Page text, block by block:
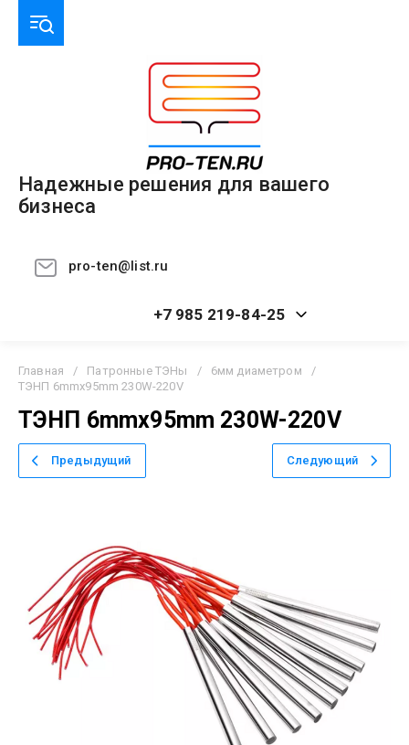
Надежные решения для вашего
бизнеса
pro-ten@list.ru
+7 985 219-84-25
Главная / Патронные ТЭНы / 6мм диаметром
/
ТЭНП 6mmx95mm 230W-220V
ТЭНП 6mmx95mm 230W-220V
Предыдущий Следующий